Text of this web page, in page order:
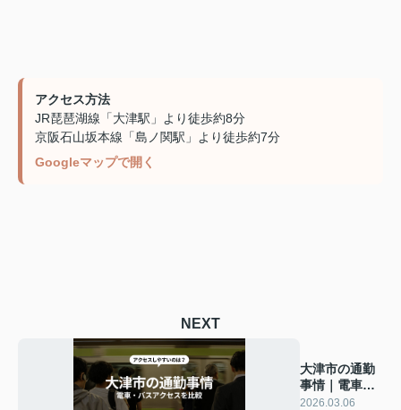
アクセス方法
JR琵琶湖線「大津駅」より徒歩約8分
京阪石山坂本線「島ノ関駅」より徒歩約7分
Googleマップで開く
NEXT
大津市の通勤
事情｜電車・
バスアクセス
2026.03.06